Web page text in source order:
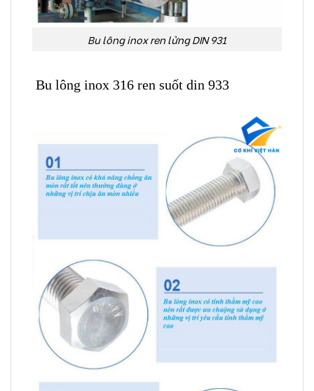
Bu lông inox ren lửng DIN 931
Bu lông inox 316 ren suốt din 933